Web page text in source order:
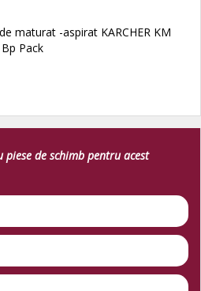
maturat -aspirat KARCHER KM
Pack
piese de schimb pentru acest